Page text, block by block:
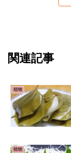
関連記事
植物
植物